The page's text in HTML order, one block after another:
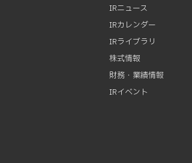
IRニュース
IRカレンダー
IRライブラリ
株式情報
財務・業績情報
IRイベント